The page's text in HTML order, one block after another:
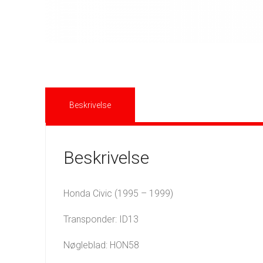
Beskrivelse
Beskrivelse
Honda Civic (1995 – 1999)
Transponder: ID13
Nøgleblad: HON58